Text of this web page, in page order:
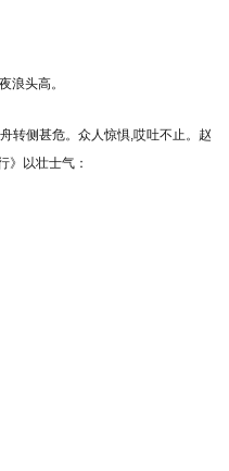
浪头高。
转侧甚危。众人惊惧,哎吐不止。赵
》以壮士气：